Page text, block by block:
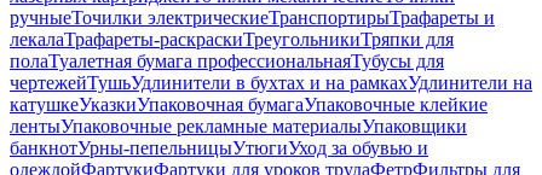
ручныеТочилки электрическиеТранспортирыТрафареты и
лекалаТрафареты-раскраскиТреугольникиТряпки для
полаТуалетная бумага профессиональнаяТубусы для
чертежейТушьУдлинители в бухтах и на рамкахУдлинители на
катушкеУказкиУпаковочная бумагаУпаковочные клейкие
лентыУпаковочные рекламные материалыУпаковщики
банкнотУрны-пепельницыУтюгиУход за обувью и
одеждойФартукиФартуки для уроков трудаФетрФильтры для